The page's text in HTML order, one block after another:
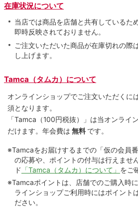
在庫状況について
当店では商品を店舗と共有しているた
即時反映されておりません。
ご注文いただいた商品が在庫切れの際
し上げます。
Tamca（タムカ）について
オンラインショップでご注⽂いただくに
須となります。
「Tamca （100円税抜）
」は当オンライ
だけます。 年会費は 無料 です。
※Tamcaをお届けするまでの「仮の会員
の応募や、ポイントの付与は⾏えませ
ド 「Tamca（タムカ）について」 をご
※Tamcaポイントは、店舗でのご購⼊時
ラインショップご利用時にはポイント
ださい。